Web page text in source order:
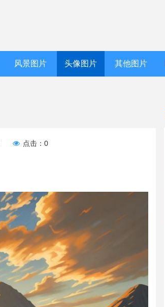
风景图片 头像图片 其他图片
点击：0